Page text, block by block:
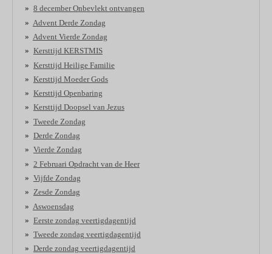
8 december Onbevlekt ontvangen
Advent Derde Zondag
Advent Vierde Zondag
Kersttijd KERSTMIS
Kersttijd Heilige Familie
Kersttijd Moeder Gods
Kersttijd Openbaring
Kersttijd Doopsel van Jezus
Tweede Zondag
Derde Zondag
Vierde Zondag
2 Februari Opdracht van de Heer
Vijfde Zondag
Zesde Zondag
Aswoensdag
Eerste zondag veertigdagentijd
Tweede zondag veertigdagentijd
Derde zondag veertigdagentijd